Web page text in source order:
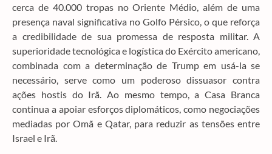
cerca de 40.000 tropas no Oriente Médio, além de uma
presença naval significativa no Golfo Pérsico, o que reforça
a credibilidade de sua promessa de resposta militar. A
superioridade tecnológica e logística do Exército americano,
combinada com a determinação de Trump em usá-la se
necessário, serve como um poderoso dissuasor contra
ações hostis do Irã. Ao mesmo tempo, a Casa Branca
continua a apoiar esforços diplomáticos, como negociações
mediadas por Omã e Qatar, para reduzir as tensões entre
Israel e Irã.